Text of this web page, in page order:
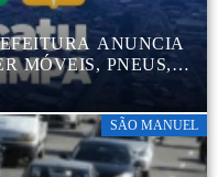
ANUNCIA
MÓVEIS, PNEUS,
SEM USO
SÃO MANUEL